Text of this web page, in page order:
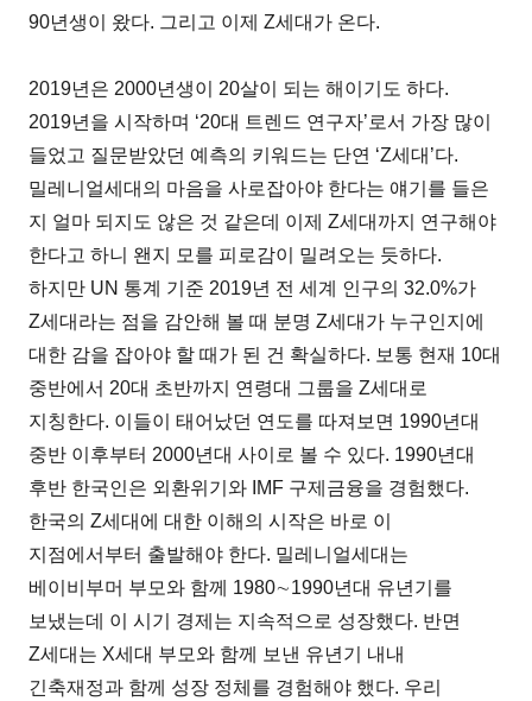
90년생이 왔다. 그리고 이제 Z세대가 온다.
2019년은 2000년생이 20살이 되는 해이기도 하다.
2019년을 시작하며 ‘20대 트렌드 연구자’로서 가장 많이
들었고 질문받았던 예측의 키워드는 단연 ‘Z세대’다.
밀레니얼세대의 마음을 사로잡아야 한다는 얘기를 들은
지 얼마 되지도 않은 것 같은데 이제 Z세대까지 연구해야
한다고 하니 왠지 모를 피로감이 밀려오는 듯하다.
하지만 UN 통계 기준 2019년 전 세계 인구의 32.0%가
Z세대라는 점을 감안해 볼 때 분명 Z세대가 누구인지에
대한 감을 잡아야 할 때가 된 건 확실하다. 보통 현재 10대
중반에서 20대 초반까지 연령대 그룹을 Z세대로
지칭한다. 이들이 태어났던 연도를 따져보면 1990년대
중반 이후부터 2000년대 사이로 볼 수 있다. 1990년대
후반 한국인은 외환위기와 IMF 구제금융을 경험했다.
한국의 Z세대에 대한 이해의 시작은 바로 이
지점에서부터 출발해야 한다. 밀레니얼세대는
베이비부머 부모와 함께 1980∼1990년대 유년기를
보냈는데 이 시기 경제는 지속적으로 성장했다. 반면
Z세대는 X세대 부모와 함께 보낸 유년기 내내
긴축재정과 함께 성장 정체를 경험해야 했다. 우리